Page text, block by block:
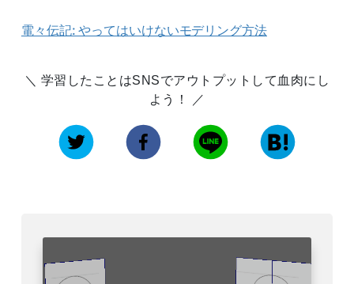
電々伝記: やってはいけないモデリング方法
学習したことはSNSでアウトプットして血肉にし
よう！